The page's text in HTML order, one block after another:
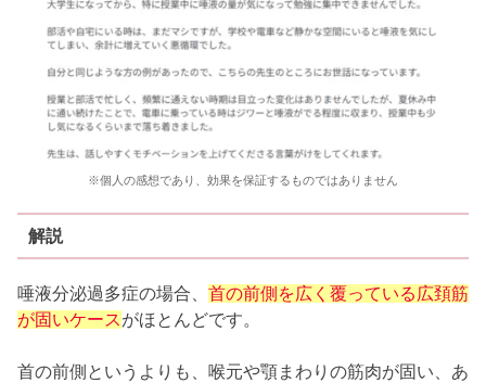
※個人の感想であり、効果を保証するものではありません
解説
唾液分泌過多症の場合、 首の前側を広く覆っている広頚筋
が固いケースがほとんどです。
首の前側というよりも、喉元や顎まわりの筋肉が固い、あ